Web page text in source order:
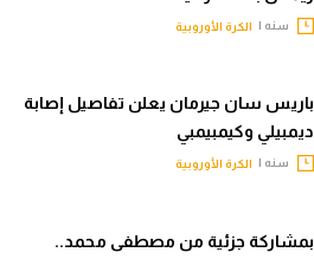
سنه | الكرة الأوروبية
باريس سان جيرمان يعلن تفاصيل إصابة
ديمبيلي وكيمبيمبي
سنه | الكرة الأوروبية
بمشاركة جزئية من مصطفى محمد..